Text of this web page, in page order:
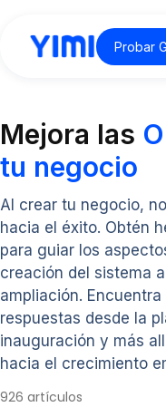
Probar
Mejora las
tu negocio
Al crear tu negocio,
hacia el éxito. Obtén
para guiar los
creación del sistema
ampliación.
respuestas desde la
inauguración y más
hacia el crecimiento
926 artículos